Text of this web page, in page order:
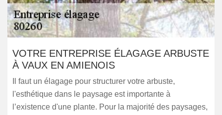
VOTRE ENTREPRISE ÉLAGAGE ARBUSTE
À VAUX EN AMIENOIS
Il faut un élagage pour structurer votre arbuste,
l'esthétique dans le paysage est importante à
l’existence d'une plante. Pour la majorité des paysages,